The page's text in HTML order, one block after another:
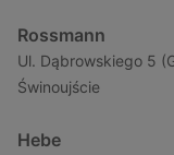
Rossmann
Ul. Dąbrowskiego 5
Świnoujście
Hebe